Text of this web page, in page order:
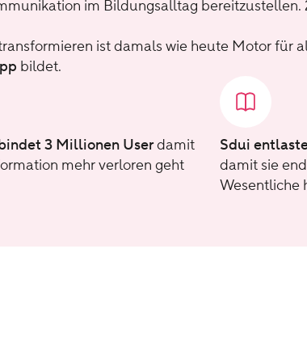
im Bildungsalltag bereitzustellen.
ist damals wie heute Motor für
bildet.
3 Millionen Userdamit
mehr verloren geht
Sdui
damit sie
Wesentliche